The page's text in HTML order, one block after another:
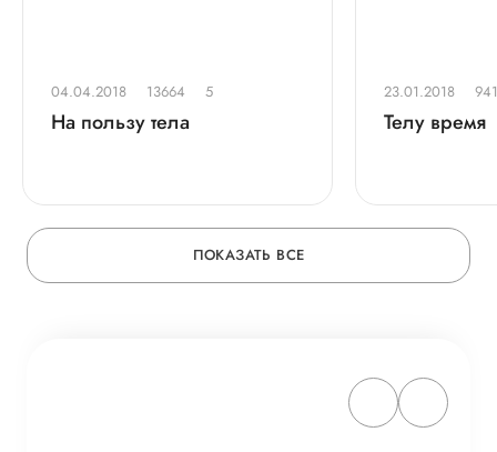
04.04.2018 13664 5
На пользу тела
23.01.2018
Телу время
ПОКАЗАТЬ ВСЕ